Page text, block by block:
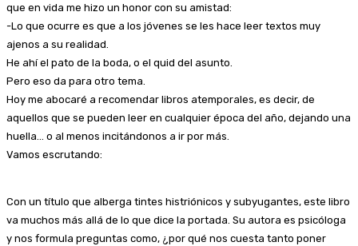
que en vida me hizo un honor con su amistad:
-Lo que ocurre es que a los jóvenes se les hace leer textos muy
ajenos a su realidad.
He ahí el pato de la boda, o el quid del asunto.
Pero eso da para otro tema.
Hoy me abocaré a recomendar libros atemporales, es decir, de
aquellos que se pueden leer en cualquier época del año, dejando una
huella… o al menos incitándonos a ir por más.
Vamos escrutando:
Con un título que alberga tintes histriónicos y subyugantes, este libro
va muchos más allá de lo que dice la portada. Su autora es psicóloga
y nos formula preguntas como, ¿por qué nos cuesta tanto poner